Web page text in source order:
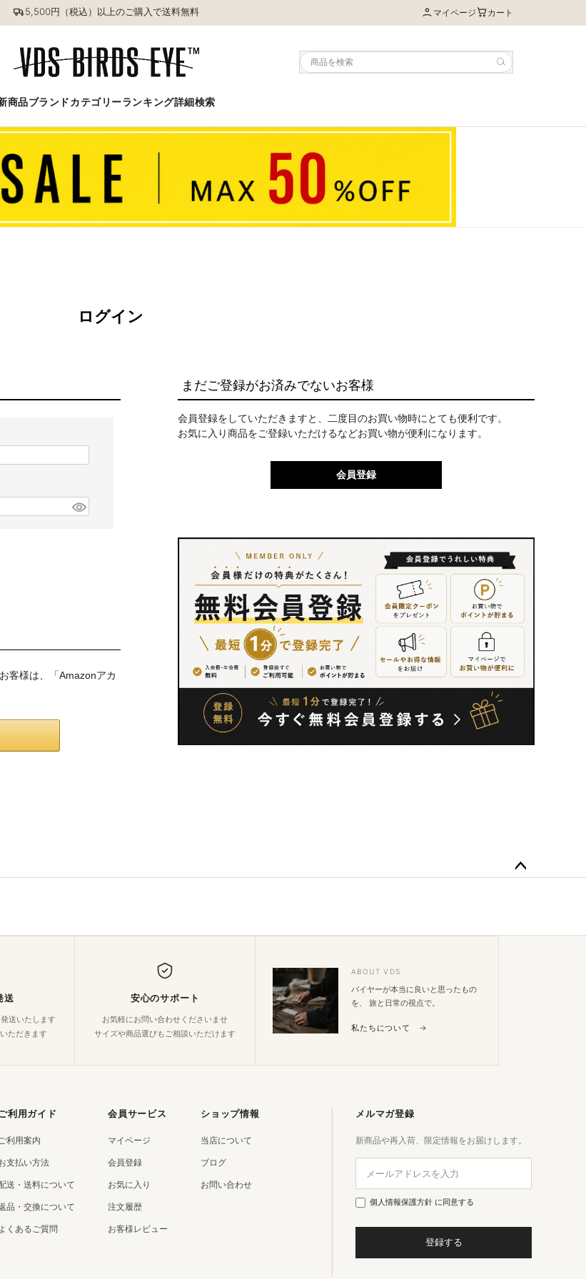
5,500円（税込）以上のご購入で送料無料 マイページ カート
商品ブランドカテゴリーランキング詳細検索
ログイン
客様は、「Amazonアカ
まだご登録がお済みでないお客様
会員登録をしていただきますと、二度目のお買い物時にとても便利です。
お気に入り商品をご登録いただけるなどお買い物が便利になります。
会員登録
送
送いたします
ただきます
安心のサポート
お気軽にお問い合わせくださいませ
サイズや商品選びもご相談いただけます
ABOUT VDS
バイヤーが本当に良いと思ったもの
を、 旅と日常の視点で。
私たちについて →
利用ガイド
ご利用案内
支払い方法
送・送料について
品・交換について
よくあるご質問
会員サービス
マイページ
会員登録
お気に入り
注文履歴
お客様レビュー
ショップ情報
当店について
ブログ
お問い合わせ
メルマガ登録
新商品や再入荷、限定情報をお届けします。
個人情報保護方針 に同意する
登録する